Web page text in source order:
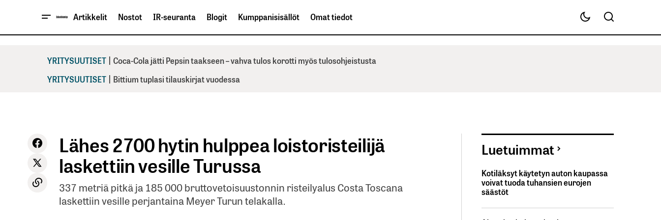
Artikkelit Nostot IR-seuranta Blogit Kumppanisisällöt Omat tiedot
YRITYSUUTISET | Coca-Cola jätti Pepsin taakseen – vahva tulos korotti myös tulosohjeistusta
YRITYSUUTISET | Bittium tuplasi tilauskirjat vuodessa
Lähes 2700 hytin hulppea loistoristeilijä
laskettiin vesille Turussa
337 metriä pitkä ja 185 000 bruttovetoisuustonnin risteilyalus Costa Toscana
laskettiin vesille perjantaina Meyer Turun telakalla.
Luetuimmat
Kotiläksyt käytetyn auton kaupassa
voivat tuoda tuhansien eurojen
säästöt